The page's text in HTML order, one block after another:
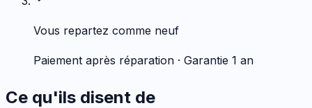
Vous repartez comme neuf
Paiement après réparation · Garantie 1 an
Ce qu'ils disent de